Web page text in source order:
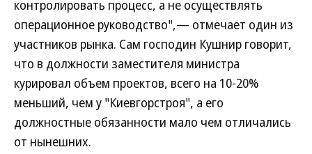
контролировать процесс, а не осуществлять
операционное руководство",— отмечает один из
участников рынка. Сам господин Кушнир говорит,
что в должности заместителя министра
курировал объем проектов, всего на 10-20%
меньший, чем у "Киевгорстроя", а его
должностные обязанности мало чем отличались
от нынешних.